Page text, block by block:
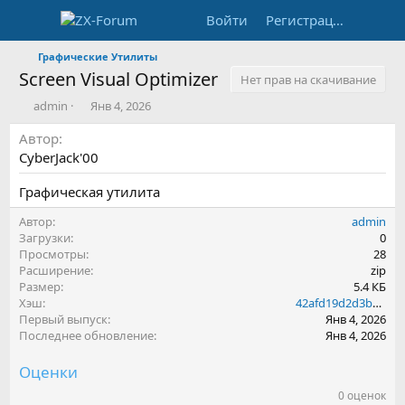
Войти Регистрация
Графические Утилиты
Screen Visual Optimizer
Нет прав на скачивание
А
в
т
о
р
admin
Д
а
а
с
о
и
Янв 4, 2026
Автор
CyberJack'00
Графическая утилита
Автор
admin
Загрузки
0
Просмотры
28
Расширение
zip
Размер
5.4 КБ
Хэш
42afd19d2d3bd3261fafe2ca94bd1184
Первый выпуск
Янв 4, 2026
Последнее обновление
Янв 4, 2026
Оценки
0 оценок